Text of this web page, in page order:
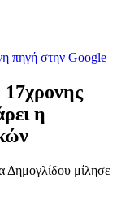
πηγή στην Google
η
μίλησε